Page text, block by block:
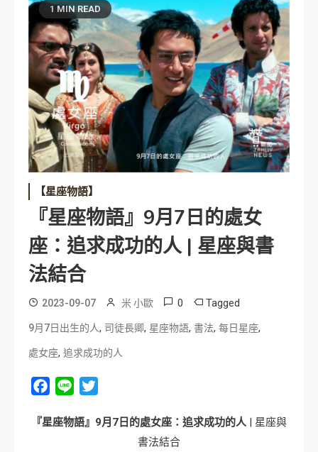
1 MIN READ
【星座物語】
『星座物語』9月7日的處女
座：追求成功的人 | 星座與書
法結合
2023-09-07 米 小歐 0 Tagged
9月7日出生的人, 司徒長卿, 星座物語, 書法, 每日星座,
處女座, 追求成功的人
Facebook
Line
『星座物語』 9月 7 日 的處女座：追求成功的人 | 星座與
書法結合